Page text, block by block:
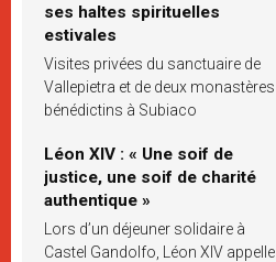
ses haltes spirituelles
estivales
Visites privées du sanctuaire de
Vallepietra et de deux monastères
bénédictins à Subiaco
Léon XIV : « Une soif de
justice, une soif de charité
authentique »
Lors d’un déjeuner solidaire à
Castel Gandolfo, Léon XIV appelle